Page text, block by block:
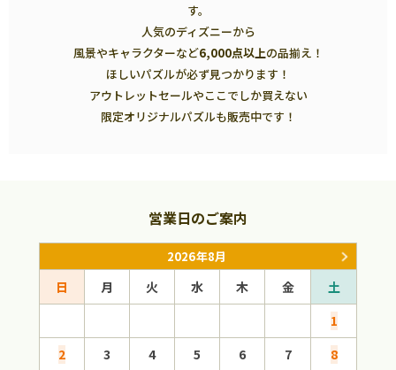
す。
人気のディズニーから
風景やキャラクターなど6,000点以上の品揃え！
ほしいパズルが必ず見つかります！
アウトレットセールやここでしか買えない
限定オリジナルパズルも販売中です！
営業日のご案内
2026年8月
日 月 火 水 木 金
土
1
2
3 4 5 6 7
8